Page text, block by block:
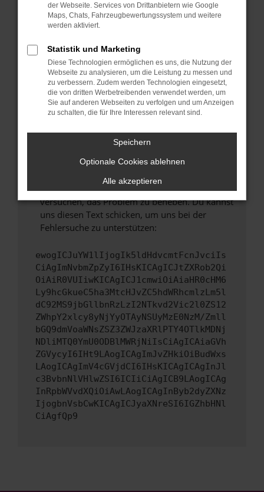
Fenster?
Starte dein Gerät neu.
Probleme zu beheben.
Stelle sicher, dass dein Browser und dein
Betriebssystem auf dem neuesten Stand
sind.
Veraltete Software birgt nicht nur ein
Sicherheitsrisiko, sondern kann auch dazu
führen, dass bestimmte Funktionen nicht mehr
unterstützt werden.
Wende dich an den Webseitenbetreiber.
Wenn du alle oben genannten Schritte versucht
hast, kontaktiere uns bitte. Wir werden
versuchen, das Problem zu beheben. Du kannst
uns diesen Text schicken, um uns bei der
Fehlersuche zu unterstützen:
ewogICJuYW1lIjogIk5ldHdvcmtFcnJvciIs
CiAgImNvbmZpZyI6IHsKICAgICJtZXRob2Qi
OiAiR0VUIiwKICAgICJ1cmwiOiAiaHR0cHM6
Ly9hcGkueC5ha3MtcHJvZC5hdWRhcmlzLm5l
dC92MS9jbGllbnRzLzI2NTkvd2Vic2l0ZS12
ZWhpY2xlcy8yNjYyOTAyNSUyMzE0NzM/Zmll
bGQ9dmVoaWNsZSZ3ZWJzaXRlPTY4OTlkMDNj
NDliMTQ0YmU0ODBlMWRjNiIsCiAgICAiaGVh
ZGVycyI6IHt9LAogICAgImJvZHkiOiBudWxs
LAogICAgImV4cGVjdCI6IHsKICAgICAgInJl
c3BvbnNlVHlwZSI6ICIiCiAgICB9LAogICAg
InRpbWVvdXQiOiAwLAogICAgInByb2dyZXNz
IjogbnVsbCwKICAgICJyaXNreSI6IGZhbHNl
CiAgfQp9
der Webseite. Services von Drittanbietern wie Google
Maps, Chats, Fahrzeugbewertungssystem und weitere
werden aktiviert.
Statistik und Marketing
Diese Technologien ermöglichen es uns, die Nutzung der
Webseite zu analysieren, um die Leistung zu messen und
zu verbessern. Zudem werden Technologien eingesetzt,
die von dritten Werbetreibenden verwendet werden, um
Sie auf anderen Webseiten zu verfolgen und um Anzeigen
zu schalten, die für Ihre Interessen relevant sind.
Speichern
Optionale Cookies ablehnen
Alle akzeptieren